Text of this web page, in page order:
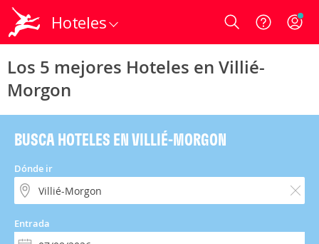
Hoteles Login
Los 5 mejores Hoteles en Villié-
Morgon
BUSCA HOTELES EN VILLIÉ-MORGON
Dónde ir
Entrada